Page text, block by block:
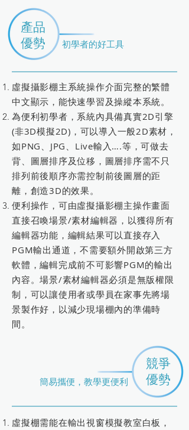
初學者的好工具
產品
優勢
虛擬攝影棚主系統操作介面完整的繁體
中文顯示，能快速學習及操縱本系統。
為便利初學者，系統內具備真實2D引擎
(非3D模擬2D)，可以導入一般2D素材，
如PNG、JPG、Live輸入….等，可做去
背、圖層排序及位移，圖層排序需不只
排列前後順序亦需控制前後圖層的距
離，創造3D的效果。
便利操作，可由虛擬攝影棚主操作畫面
直接召喚場景/素材編輯器，以獲得所有
編輯器功能，編輯結果可以直接存入
PGM輸出通道，不需要額外開啟第三方
軟體，編輯完成前不可影響PGM的輸出
內容。場景/素材編輯器必須是無版權限
制，可以讓使用者或學員在家事先將場
景製作好，以減少現場棚內的準備時
間。
​簡易攜便，教學更便利
​競爭
​優勢
虛擬棚需能在輸出視窗模擬教室白板，